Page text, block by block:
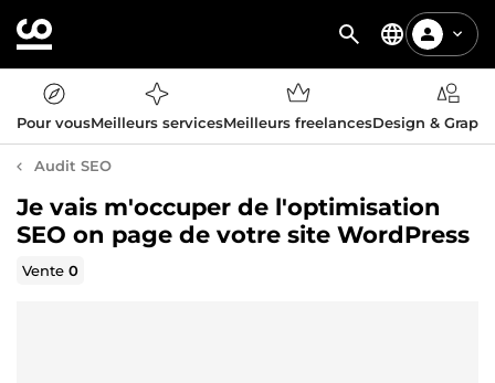
Pour vousMeilleurs servicesMeilleurs freelancesDesign &
Audit SEO
Je vais m'occuper de l'optimisation
SEO on page de votre site WordPress
Vente0